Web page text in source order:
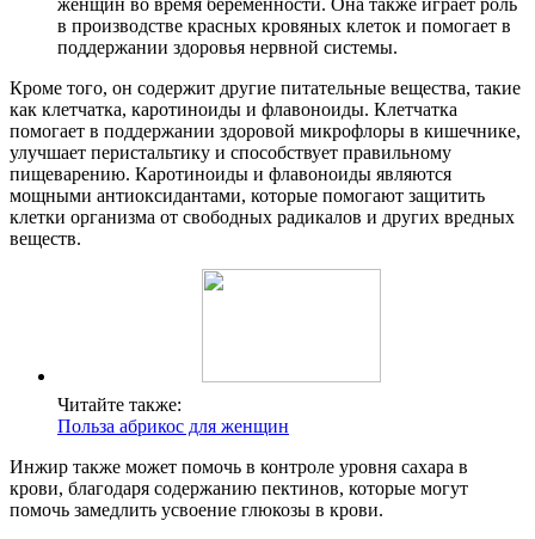
женщин во время беременности. Она также играет роль
в производстве красных кровяных клеток и помогает в
поддержании здоровья нервной системы.
Кроме того, он содержит другие питательные вещества, такие
как клетчатка, каротиноиды и флавоноиды. Клетчатка
помогает в поддержании здоровой микрофлоры в кишечнике,
улучшает перистальтику и способствует правильному
пищеварению. Каротиноиды и флавоноиды являются
мощными антиоксидантами, которые помогают защитить
клетки организма от свободных радикалов и других вредных
веществ.
Читайте также:
Польза абрикос для женщин
Инжир также может помочь в контроле уровня сахара в
крови, благодаря содержанию пектинов, которые могут
помочь замедлить усвоение глюкозы в крови.